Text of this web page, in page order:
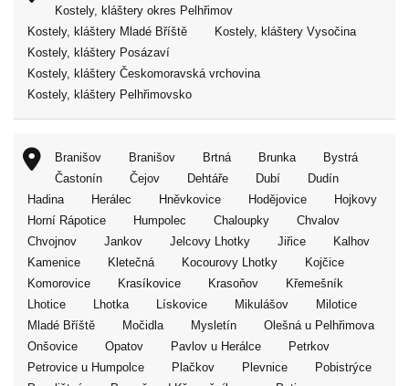
Kostely, kláštery okres Pelhřimov
Kostely, kláštery Mladé Bříště
Kostely, kláštery Vysočina
Kostely, kláštery Posázaví
Kostely, kláštery Českomoravská vrchovina
Kostely, kláštery Pelhřimovsko
Branišov Branišov Brtná Brunka
Bystrá
Častonín
Čejov Dehtáře Dubí
Dudín
Hadina
Herálec Hněvkovice Hodějovice
Hojkovy
Horní Rápotice
Humpolec Chaloupky
Chvalov
Chvojnov
Jankov Jelcovy Lhotky Jiřice
Kalhov
Kamenice
Kletečná Kocourovy Lhotky
Kojčice
Komorovice
Krasíkovice Krasoňov
Křemešník
Lhotice
Lhotka Lískovice Mikulášov
Milotice
Mladé Bříště
Močidla Mysletín
Olešná u Pelhřimova
Onšovice
Opatov Pavlov u Herálce
Petrkov
Petrovice u Humpolce
Plačkov Plevnice
Pobistrýce